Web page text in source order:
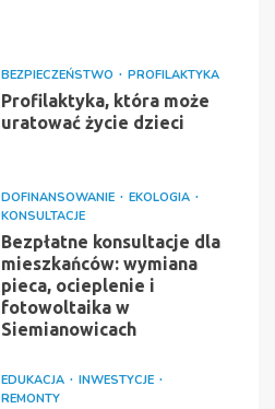
BEZPIECZEŃSTWO PROFILAKTYKA
Profilaktyka, która może
uratować życie dzieci
DOFINANSOWANIE
EKOLOGIA
KONSULTACJE
Bezpłatne konsultacje dla
mieszkańców: wymiana
pieca, ocieplenie i
fotowoltaika w
Siemianowicach
EDUKACJA
INWESTYCJE
REMONTY